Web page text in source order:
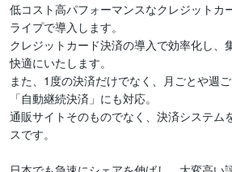
低コスト高パフォーマンスなクレジットカ
ライプで導入します。
クレジットカード決済の導入で効率化し、
快適にいたします。
また、1度の決済だけでなく、月ごとや週
「自動継続決済」にも対応。
通販サイトそのものでなく、決済システム
スです。